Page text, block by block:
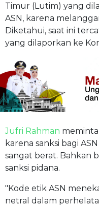
Timur (Lutim) yang
ASN, karena
Diketahui, saat ini
yang dilaporkan ke
Jufri Rahman
karena sanksi bagi
sangat berat. Bahkan
sanksi pidana.
"Kode etik ASN
netral dalam